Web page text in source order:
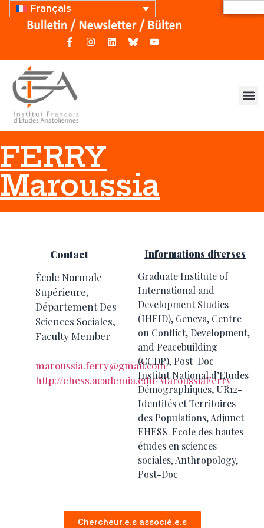
Français
FERRY
Maroussia
Contact
École Normale
Supérieure,
Département Des
Sciences Sociales,
Faculty Member
maroussia.ferry@gmail.com
http://ehess.academia.edu/MaroussiaFerry
Informations diverses
Graduate Institute of
International and
Development Studies
(IHEID), Geneva, Centre
on Conflict, Development,
and Peacebuilding
(CCDP), Post-Doc
Institut National d’Etudes
Démographiques, UR12-
Identités et Territoires
des Populations,Adjunct
EHESS-Ecole des hautes
études en sciences
sociales, Anthropology,
Post-Doc
Chercheur.e.s associé.e.s